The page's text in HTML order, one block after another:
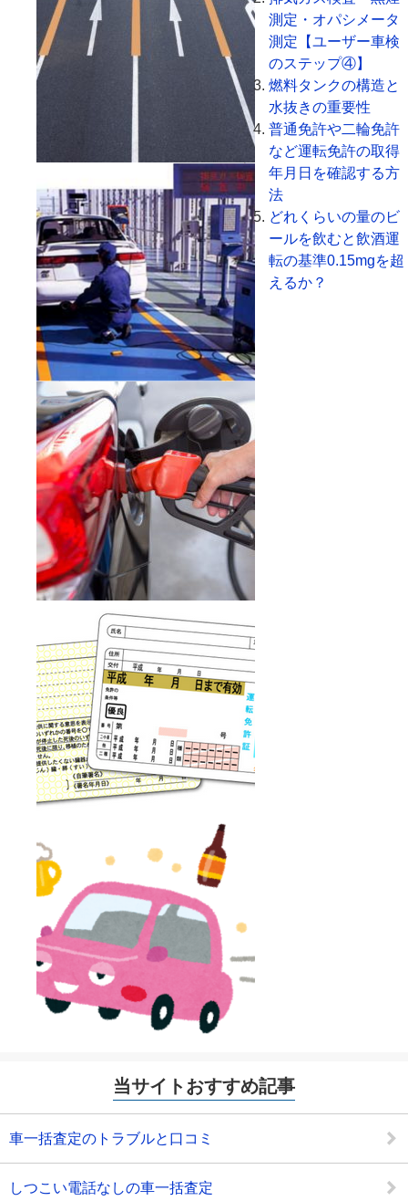
測定・オパシメータ
測定【ユーザー車検
のステップ④】
燃料タンクの構造と
水抜きの重要性
普通免許や二輪免許
など運転免許の取得
年月日を確認する方
法
どれくらいの量のビ
ールを飲むと飲酒運
転の基準0.15mgを超
えるか？
当サイトおすすめ記事
車一括査定のトラブルと口コミ
しつこい電話なしの車一括査定